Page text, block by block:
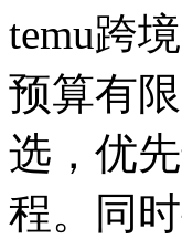
temu跨
预算有
选，优
程。同